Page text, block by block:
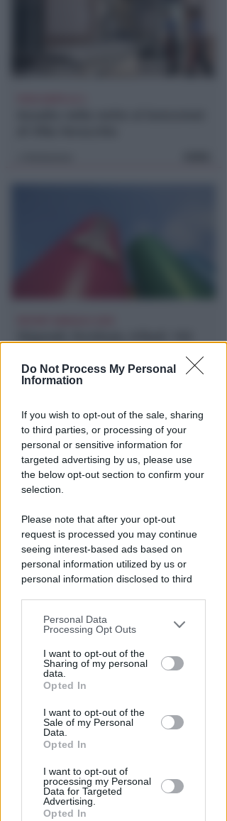
Do Not Process My Personal
Information
If you wish to opt-out of the sale, sharing
to third parties, or processing of your
personal or sensitive information for
targeted advertising by us, please use
the below opt-out section to confirm your
selection.
Please note that after your opt-out
request is processed you may continue
seeing interest-based ads based on
personal information utilized by us or
personal information disclosed to third
You may separately opt-out of the further
disclosure of your personal information
by third parties on the IAB’s list of
downstream participants.
by us to third parties on the IAB’s List of
Downstream Participants that may
further disclose it to other third parties.
Personal Data
Processing Opt Outs
I want to opt-out of the
Sharing of my personal
data.
Opted In
I want to opt-out of the
Sale of my Personal
Data.
Opted In
I want to opt-out of
processing my Personal
Data for Targeted
Advertising.
Opted In
milioni distribuiti da Hera nel
riminese
RICHIESTA SPIEGAZIONI
Post razzista legato a Riccione
Redazione
VITTIMA UN ANZIANO RIMINESE
Borseggi sul Metromare, ladri